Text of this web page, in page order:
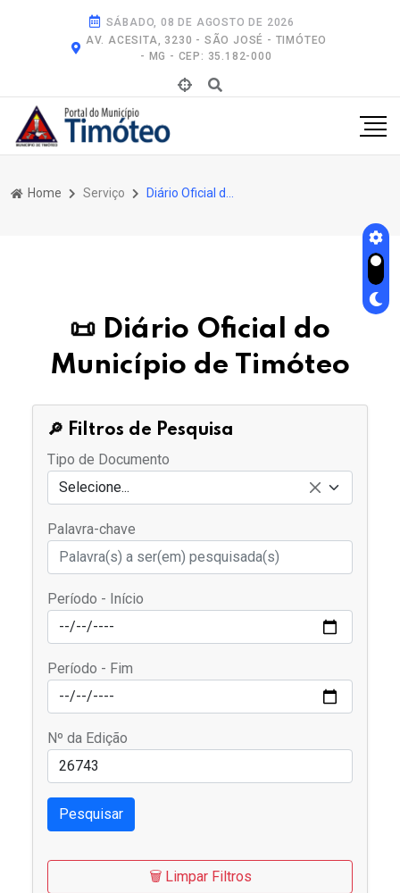
SÁBADO, 08 DE AGOSTO DE 2026
AV. ACESITA, 3230 - SÃO JOSÉ - TIMÓTEO
- MG - CEP: 35.182-000
Home Serviço
📜 Diário Oficial do
Município de Timóteo
🔎 Filtros de Pesquisa
Tipo de Documento
Selecione...
Palavra-chave
Período - Início
Período - Fim
Nº da Edição
Pesquisar
🗑️ Limpar Filtros